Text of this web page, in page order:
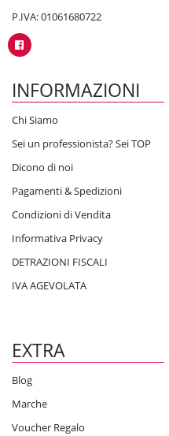
P.IVA: 01061680722
INFORMAZIONI
Chi Siamo
Sei un professionista? Sei TOP
Dicono di noi
Pagamenti & Spedizioni
Condizioni di Vendita
Informativa Privacy
DETRAZIONI FISCALI
IVA AGEVOLATA
EXTRA
Blog
Marche
Voucher Regalo